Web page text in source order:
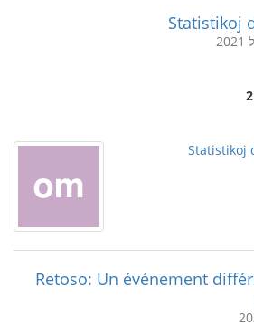
Statistikoj
Statistikoj
Retoso: Un événement